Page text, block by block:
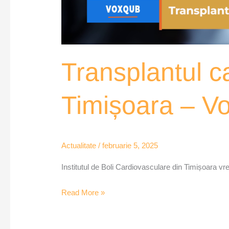
Transplantul
Timișoara –
Actualitate /februarie 5, 2025
Institutul de Boli Cardiovasculare din Timișoara
Read More »